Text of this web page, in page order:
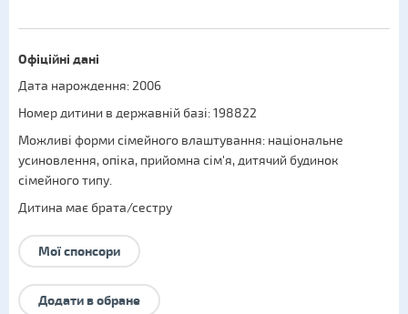
Офіційні дані
Дата нарождення: 2006
Номер дитини в державній базі: 198822
Можливі форми сімейного влаштування: національне
усиновлення,опіка, прийомна сім'я,дитячий будинок
сімейного типу.
Дитина має брата/сестру
Мої спонсори
Додати в обране